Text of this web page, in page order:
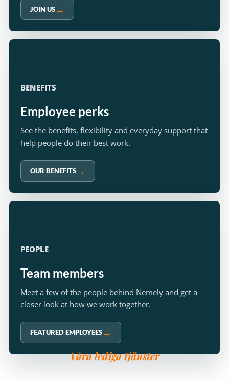
JOIN US
BENEFITS
Employee perks
See the benefits, flexibility and everyday support that
help people do their best work.
OUR BENEFITS
PEOPLE
Team members
Meet a few of the people behind Nemely and get a
closer look at how we work together.
FEATURED EMPLOYEES
Våra lediga tjänster